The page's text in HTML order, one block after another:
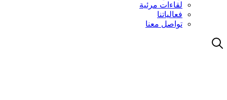
لقاءات مرئية
فعالياتنا
تواصل معنا